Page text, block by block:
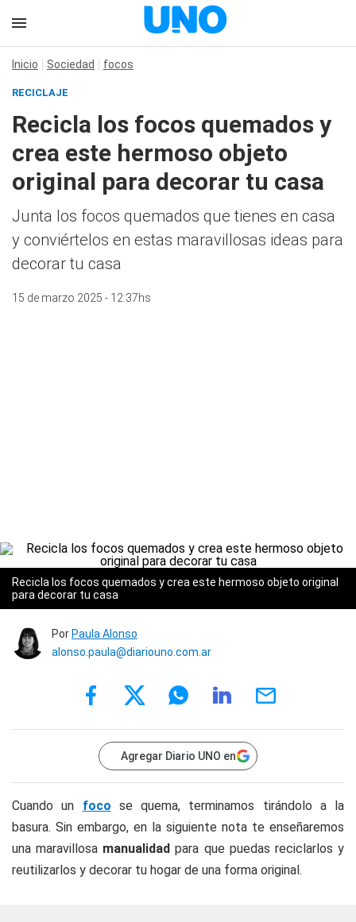
Inicio Sociedad focos
RECICLAJE
Recicla los focos quemados y
crea este hermoso objeto
original para decorar tu casa
Junta los focos quemados que tienes en casa
y conviértelos en estas maravillosas ideas para
decorar tu casa
15 de marzo 2025 - 12:37hs
Recicla los focos quemados y crea este hermoso objeto original
para decorar tu casa
Por Paula Alonso
alonso.paula@diariouno.com.ar
Agregar Diario UNO en
Cuando un foco se quema, terminamos tirándolo a la
basura. Sin embargo, en la siguiente nota te enseñaremos
una maravillosa manualidadpara que puedas reciclarlos y
reutilizarlos y decorar tu hogar de una forma original.